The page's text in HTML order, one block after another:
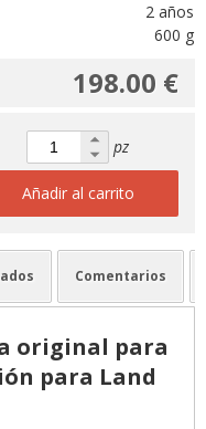
2 años
600 g
198.00 €
pz
Añadir al carrito
Comentarios
original para
para Land